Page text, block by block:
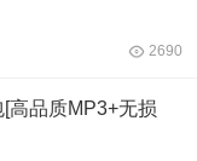
2690
高品质MP3+无损